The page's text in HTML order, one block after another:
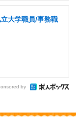
大学職員/事務職
by